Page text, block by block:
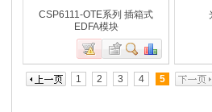
CSP6111-OTE系列 插箱式
EDFA模块
1 2 3 4 5